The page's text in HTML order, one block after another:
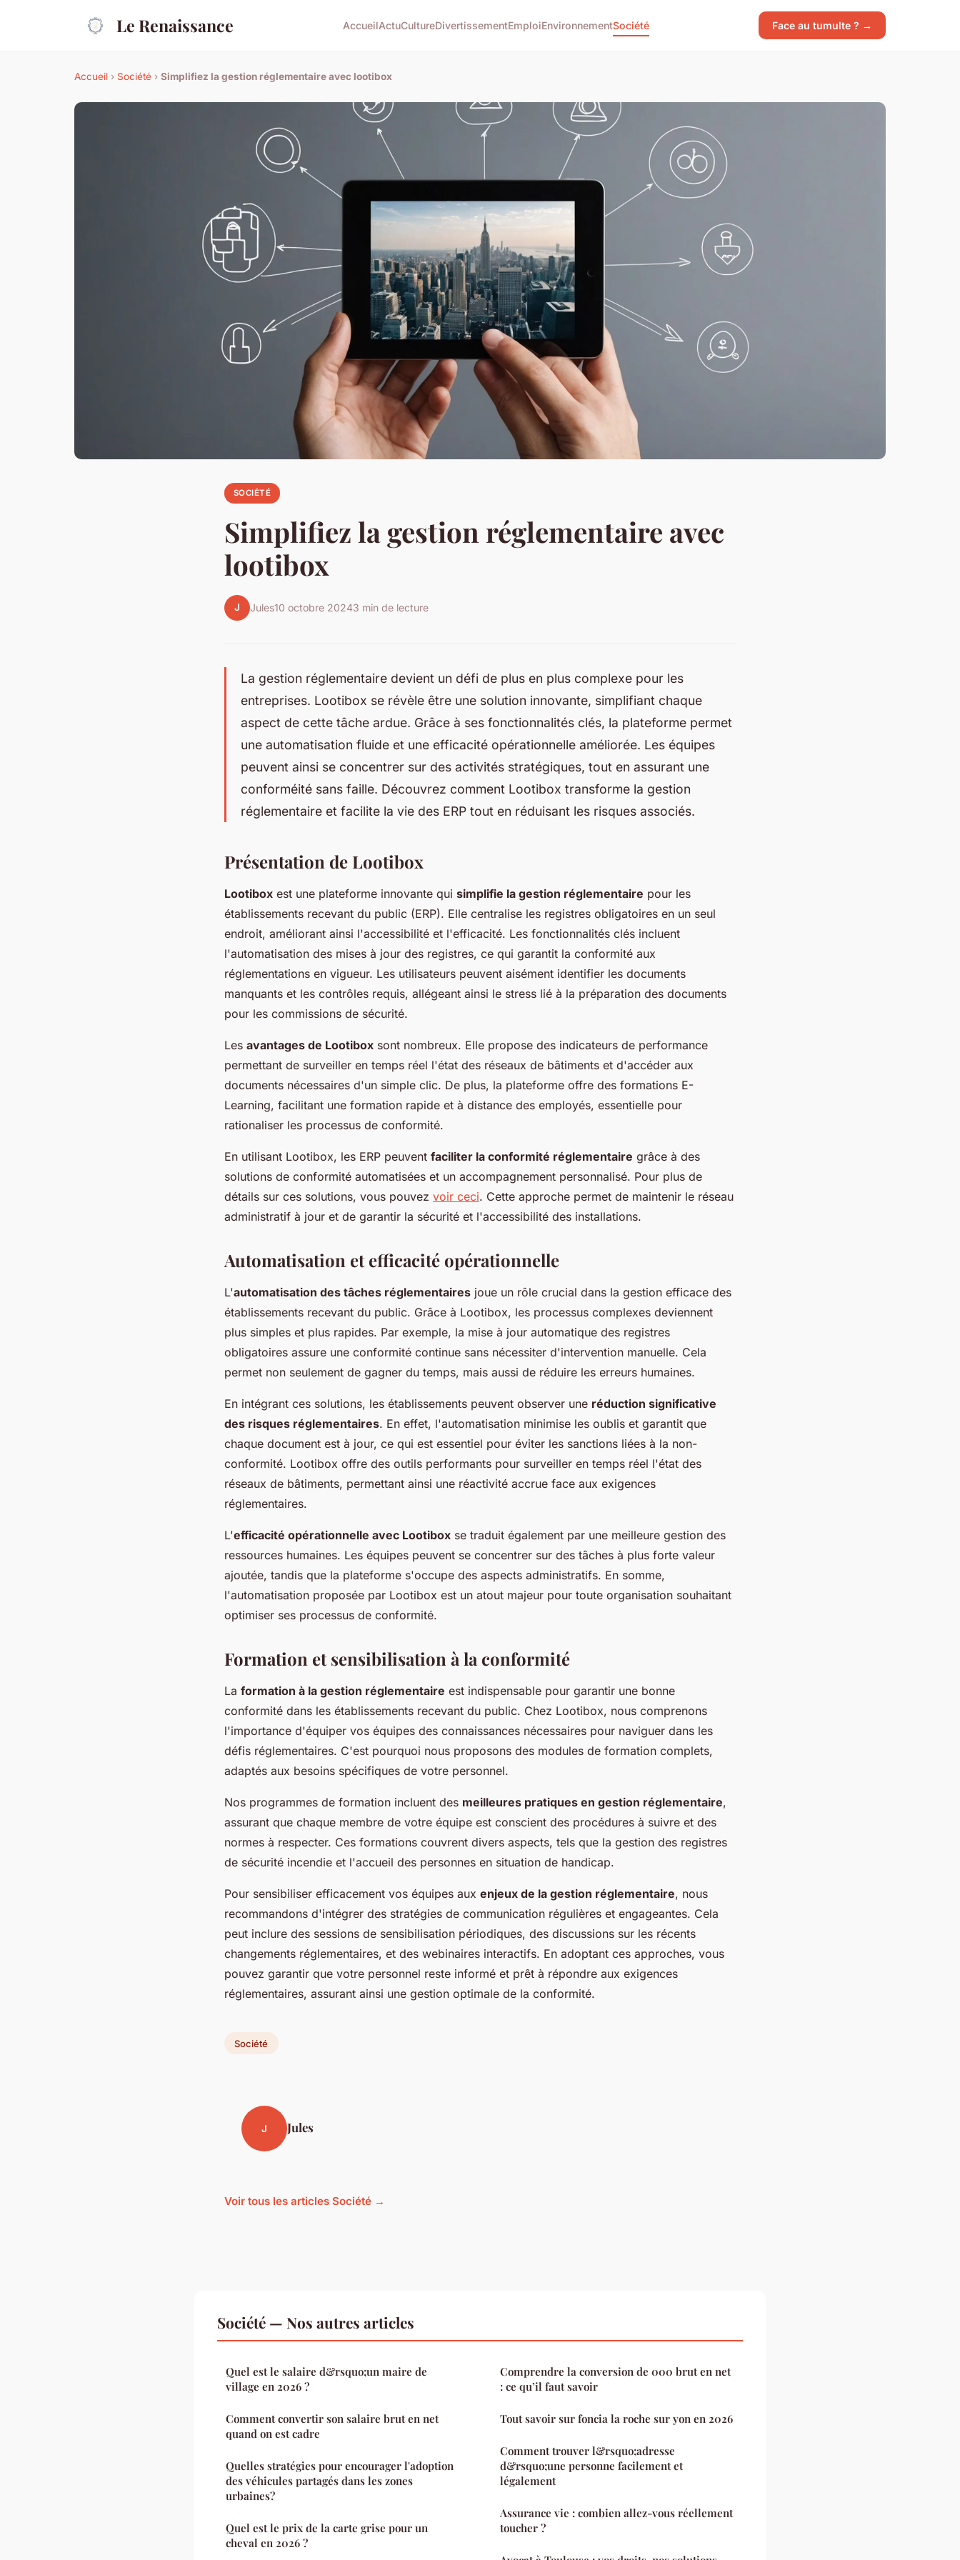
Le Renaissance AccueilActuCultureDivertissementEmploiEnvironnementSociété Face au tumulte ? →
Accueil › Société › Simplifiez la gestion réglementaire avec lootibox
SOCIÉTÉ
Simplifiez la gestion réglementaire avec
lootibox
J Jules10 octobre 20243 min de lecture
La gestion réglementaire devient un défi de plus en plus complexe pour les
entreprises. Lootibox se révèle être une solution innovante, simplifiant chaque
aspect de cette tâche ardue. Grâce à ses fonctionnalités clés, la plateforme permet
une automatisation fluide et une efficacité opérationnelle améliorée. Les équipes
peuvent ainsi se concentrer sur des activités stratégiques, tout en assurant une
conforméité sans faille. Découvrez comment Lootibox transforme la gestion
réglementaire et facilite la vie des ERP tout en réduisant les risques associés.
Présentation de Lootibox
Lootibox est une plateforme innovante qui simplifie la gestion réglementaire pour les
établissements recevant du public (ERP). Elle centralise les registres obligatoires en un seul
endroit, améliorant ainsi l'accessibilité et l'efficacité. Les fonctionnalités clés incluent
l'automatisation des mises à jour des registres, ce qui garantit la conformité aux
réglementations en vigueur. Les utilisateurs peuvent aisément identifier les documents
manquants et les contrôles requis, allégeant ainsi le stress lié à la préparation des documents
pour les commissions de sécurité.
Les avantages de Lootibox sont nombreux. Elle propose des indicateurs de performance
permettant de surveiller en temps réel l'état des réseaux de bâtiments et d'accéder aux
documents nécessaires d'un simple clic. De plus, la plateforme offre des formations E-
Learning, facilitant une formation rapide et à distance des employés, essentielle pour
rationaliser les processus de conformité.
En utilisant Lootibox, les ERP peuvent faciliter la conformité réglementaire grâce à des
solutions de conformité automatisées et un accompagnement personnalisé. Pour plus de
détails sur ces solutions, vous pouvez voir ceci. Cette approche permet de maintenir le réseau
administratif à jour et de garantir la sécurité et l'accessibilité des installations.
Automatisation et efficacité opérationnelle
L'automatisation des tâches réglementaires joue un rôle crucial dans la gestion efficace des
établissements recevant du public. Grâce à Lootibox, les processus complexes deviennent
plus simples et plus rapides. Par exemple, la mise à jour automatique des registres
obligatoires assure une conformité continue sans nécessiter d'intervention manuelle. Cela
permet non seulement de gagner du temps, mais aussi de réduire les erreurs humaines.
En intégrant ces solutions, les établissements peuvent observer une réduction significative
des risques réglementaires. En effet, l'automatisation minimise les oublis et garantit que
chaque document est à jour, ce qui est essentiel pour éviter les sanctions liées à la non-
conformité. Lootibox offre des outils performants pour surveiller en temps réel l'état des
réseaux de bâtiments, permettant ainsi une réactivité accrue face aux exigences
réglementaires.
L'efficacité opérationnelle avec Lootibox se traduit également par une meilleure gestion des
ressources humaines. Les équipes peuvent se concentrer sur des tâches à plus forte valeur
ajoutée, tandis que la plateforme s'occupe des aspects administratifs. En somme,
l'automatisation proposée par Lootibox est un atout majeur pour toute organisation souhaitant
optimiser ses processus de conformité.
Formation et sensibilisation à la conformité
La formation à la gestion réglementaire est indispensable pour garantir une bonne
conformité dans les établissements recevant du public. Chez Lootibox, nous comprenons
l'importance d'équiper vos équipes des connaissances nécessaires pour naviguer dans les
défis réglementaires. C'est pourquoi nous proposons des modules de formation complets,
adaptés aux besoins spécifiques de votre personnel.
Nos programmes de formation incluent des meilleures pratiques en gestion réglementaire,
assurant que chaque membre de votre équipe est conscient des procédures à suivre et des
normes à respecter. Ces formations couvrent divers aspects, tels que la gestion des registres
de sécurité incendie et l'accueil des personnes en situation de handicap.
Pour sensibiliser efficacement vos équipes aux enjeux de la gestion réglementaire, nous
recommandons d'intégrer des stratégies de communication régulières et engageantes. Cela
peut inclure des sessions de sensibilisation périodiques, des discussions sur les récents
changements réglementaires, et des webinaires interactifs. En adoptant ces approches, vous
pouvez garantir que votre personnel reste informé et prêt à répondre aux exigences
réglementaires, assurant ainsi une gestion optimale de la conformité.
Société
J Jules
Voir tous les articles Société →
Société — Nos autres articles
Quel est le salaire d&rsquo;un maire de
village en 2026 ?
Comment convertir son salaire brut en net
quand on est cadre
Quelles stratégies pour encourager l'adoption
des véhicules partagés dans les zones
urbaines?
Quel est le prix de la carte grise pour un
cheval en 2026 ?
Comprendre la conversion de 000 brut en net
: ce qu’il faut savoir
Tout savoir sur foncia la roche sur yon en 2026
Comment trouver l&rsquo;adresse
d&rsquo;une personne facilement et
légalement
Assurance vie : combien allez-vous réellement
toucher ?